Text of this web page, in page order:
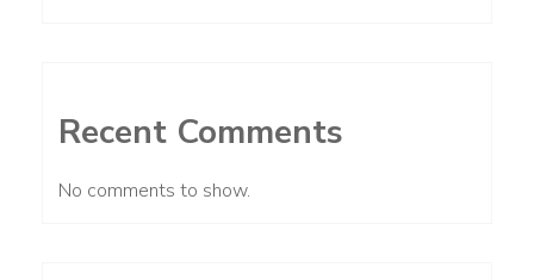
Recent Comments
No comments to show.